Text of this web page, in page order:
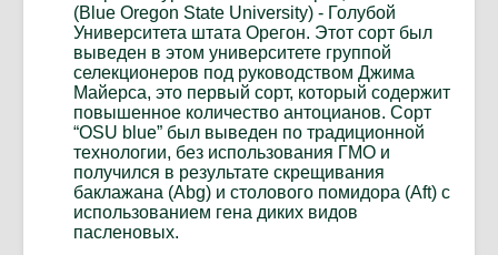
(Blue Oregon State University) - Голубой
Университета штата Орегон. Этот сорт был
выведен в этом университете группой
селекционеров под руководством Джима
Майерса, это первый сорт, который содержит
повышенное количество антоцианов. Сорт
“OSU blue” был выведен по традиционной
технологии, без использования ГМО и
получился в результате скрещивания
баклажана (Abg) и столового помидора (Aft) с
использованием гена диких видов
пасленовых.